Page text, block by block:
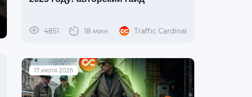
4851 18 мин Traffic Cardinal
17 июля 2026